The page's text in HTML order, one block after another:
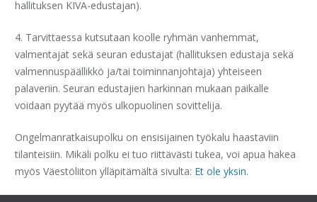
hallituksen KIVA-edustajan).
4. Tarvittaessa kutsutaan koolle ryhmän vanhemmat,
valmentajat sekä seuran edustajat (hallituksen edustaja sekä
valmennuspäällikkö ja/tai toiminnanjohtaja) yhteiseen
palaveriin. Seuran edustajien harkinnan mukaan paikalle
voidaan pyytää myös ulkopuolinen sovittelija.
Ongelmanratkaisupolku on ensisijainen työkalu haastaviin
tilanteisiin. Mikäli polku ei tuo riittävästi tukea, voi apua hakea
myös Väestöliiton ylläpitämältä sivulta: Et ole yksin.